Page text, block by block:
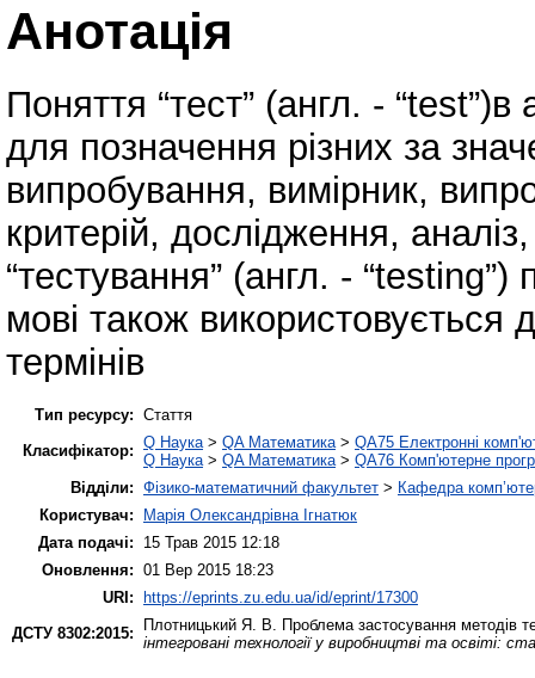
Анотація
Поняття “тест” (англ. - “test”)в
для позначення різних за
випробування, вимірник,
критерій, дослідження,
“тестування” (англ. -
мові також
термінів
Тип ресурсу: Стаття
Класифікатор: Q Наука > QA Математика > QA75 Електронні
Q Наука > QA Математика > QA76 Комп'ютерне
Відділи: Фізико-математичний факультет > Кафедра
Користувач:
Марія Олександрівна Ігнатюк
Дата подачі:
15 Трав 2015 12:18
Оновлення: 01 Вер 2015 18:23
URI: https://eprints.zu.edu.ua/id/eprint/17300
ДСТУ 8302:2015:
Плотницький Я. В.
Проблема застосування методів
інтегровані технології у виробництві та освіті: